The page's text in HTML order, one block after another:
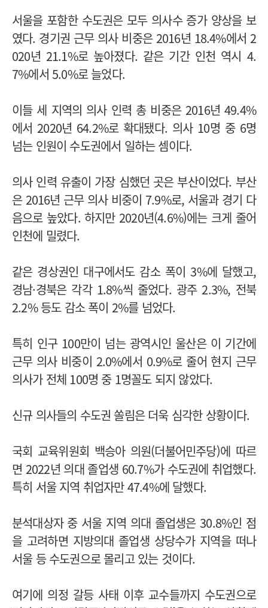
서울을 포함한 수도권은 모두 의사수 증가 양상을 보
였다. 경기권 근무 의사 비중은 2016년 18.4%에서 2
020년 21.1%로 높아졌다. 같은 기간 인천 역시 4.
7%에서 5.0%로 늘었다.
이들 세 지역의 의사 인력 총 비중은 2016년 49.4%
에서 2020년 64.2%로 확대됐다. 의사 10명 중 6명
넘는 인원이 수도권에서 일하는 셈이다.
의사 인력 유출이 가장 심했던 곳은 부산이었다. 부산
은 2016년 근무 의사 비중이 7.9%로, 서울과 경기 다
음으로 높았다. 하지만 2020년(4.6%)에는 크게 줄어
인천에 밀렸다.
같은 경상권인 대구에서도 감소 폭이 3%에 달했고,
경남·경북은 각각 1.8%씩 줄었다. 광주 2.3%, 전북
2.2% 등도 감소 폭이 2%를 넘었다.
특히 인구 100만이 넘는 광역시인 울산은 이 기간에
근무 의사 비중이 2.0%에서 0.9%로 줄어 현지 근무
의사가 전체 100명 중 1명꼴도 되지 않았다.
신규 의사들의 수도권 쏠림은 더욱 심각한 상황이다.
국회 교육위원회 백승아 의원(더불어민주당)에 따르
면 2022년 의대 졸업생 60.7%가 수도권에 취업했다.
특히 서울 지역 취업자만 47.4%에 달했다.
분석대상자 중 서울 지역 의대 졸업생은 30.8%인 점
을 고려하면 지방의대 졸업생 상당수가 지역을 떠나
서울 등 수도권으로 몰리고 있는 것이다.
여기에 의정 갈등 사태 이후 교수들까지 수도권으로